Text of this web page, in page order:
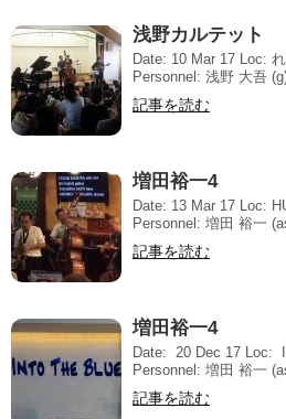
浅野カルテット
Date: 10 Mar 17 Loc:
Personnel: 浅野 大吾
記事を読む
増田裕一4
Date: 13 Mar 17 Loc:
Personnel: 増田 裕一
記事を読む
増田裕一4
Date: 20 Dec 17 Loc:
Personnel: 増田 裕一
記事を読む